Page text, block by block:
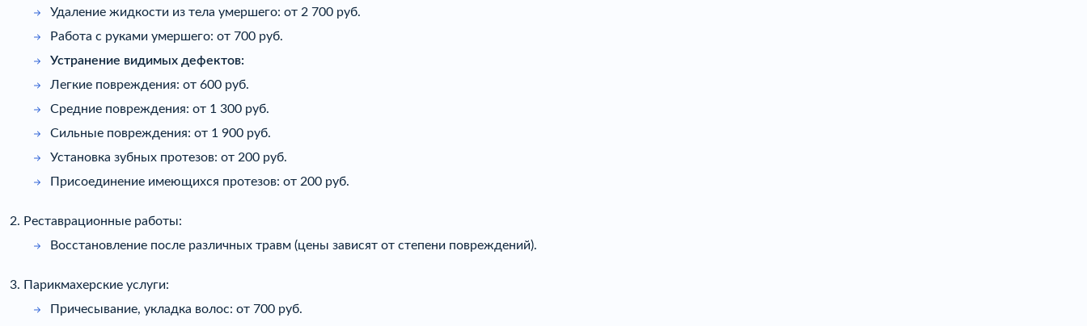
Удаление жидкости из тела умершего: от 2 700 руб.
Работа с руками умершего: от 700 руб.
Устранение видимых дефектов:
Легкие повреждения: от 600 руб.
Средние повреждения: от 1 300 руб.
Сильные повреждения: от 1 900 руб.
Установка зубных протезов: от 200 руб.
Присоединение имеющихся протезов: от 200 руб.
2. Реставрационные работы:
Восстановление после различных травм (цены зависят от степени повреждений).
3. Парикмахерские услуги:
Причесывание, укладка волос: от 700 руб.